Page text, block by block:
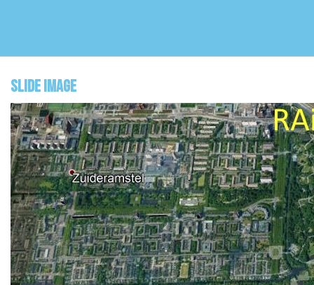
Overslaan en naar de inhoud gaan
Slide Image